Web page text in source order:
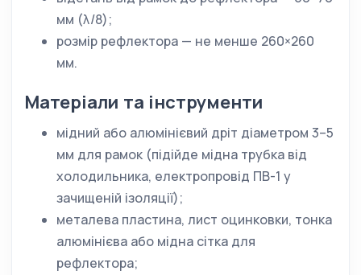
мм (λ/8);
розмір рефлектора — не менше 260×260
мм.
Матеріали та інструменти
мідний або алюмінієвий дріт діаметром 3–5
мм для рамок (підійде мідна трубка від
холодильника, електропровід ПВ-1 у
зачищеній ізоляції);
металева пластина, лист оцинковки, тонка
алюмінієва або мідна сітка для
рефлектора;